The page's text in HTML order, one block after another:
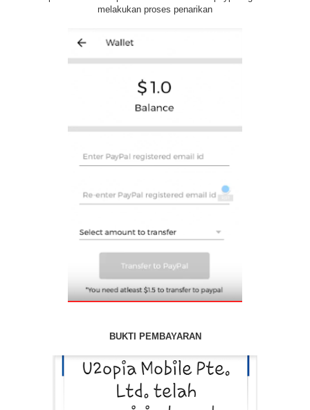
melakukan proses penarikan
BUKTI PEMBAYARAN